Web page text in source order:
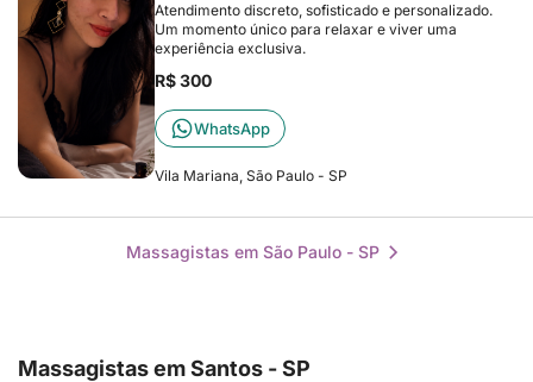
Atendimento discreto, sofisticado e personalizado.
Um momento único para relaxar e viver uma
experiência exclusiva.
R$ 300
WhatsApp
Vila Mariana, São Paulo - SP
Massagistas em São Paulo - SP
Massagistas em Santos - SP